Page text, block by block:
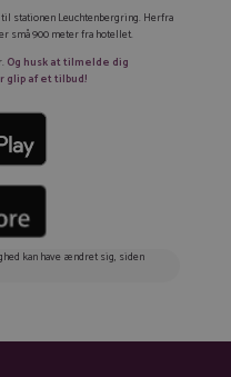
til stationenLeuchtenbergring. Herfra
små 900 meter fra hotellet.
Og husk at tilmelde dig
glip af et tilbud!
kan have ændret sig, siden